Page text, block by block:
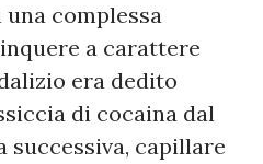
complessa
a carattere
era dedito
di cocaina dal
successiva, capillare